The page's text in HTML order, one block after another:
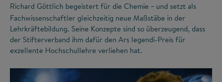
Richard Göttlich begeistert für die Chemie – und setzt als
Fachwissenschaftler gleichzeitig neue Maßstäbe in der
Lehrkräftebildung. Seine Konzepte sind so überzeugend, dass
der Stifterverband ihm dafür den Ars legendi-Preis für
exzellente Hochschullehre verliehen hat.